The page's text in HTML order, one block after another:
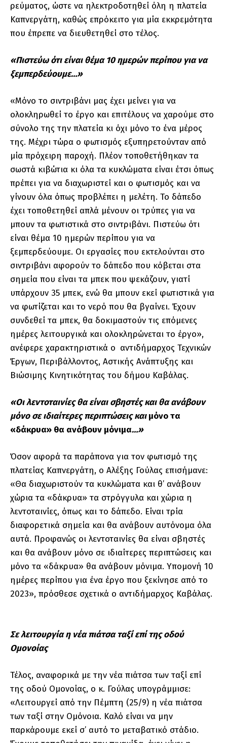
ρεύματος, ώστε να ηλεκτροδοτηθεί όλη η πλατεία
Καπνεργάτη, καθώς επρόκειτο για μία εκκρεμότητα
που έπρεπε να διευθετηθεί στο τέλος.
«Πιστεύω ότι είναι θέμα 10 ημερών περίπου για να
ξεμπερδεύουμε…»
«Μόνο το σιντριβάνι μας έχει μείνει για να
ολοκληρωθεί το έργο και επιτέλους να χαρούμε στο
σύνολο της την πλατεία κι όχι μόνο το ένα μέρος
της. Μέχρι τώρα ο φωτισμός εξυπηρετούνταν από
μία πρόχειρη παροχή. Πλέον τοποθετήθηκαν τα
σωστά κιβώτια κι όλα τα κυκλώματα είναι έτσι όπως
πρέπει για να διαχωριστεί και ο φωτισμός και να
γίνουν όλα όπως προβλέπει η μελέτη. Το δάπεδο
έχει τοποθετηθεί απλά μένουν οι τρύπες για να
μπουν τα φωτιστικά στο σιντριβάνι. Πιστεύω ότι
είναι θέμα 10 ημερών περίπου για να
ξεμπερδεύουμε. Οι εργασίες που εκτελούνται στο
σιντριβάνι αφορούν το δάπεδο που κόβεται στα
σημεία που είναι τα μπεκ που ψεκάζουν, γιατί
υπάρχουν 35 μπεκ, ενώ θα μπουν εκεί φωτιστικά για
να φωτίζεται και το νερό που θα βγαίνει. Έχουν
συνδεθεί τα μπεκ, θα δοκιμαστούν τις επόμενες
ημέρες λειτουργικά και ολοκληρώνεται το έργο»,
ανέφερε χαρακτηριστικά ο αντιδήμαρχος Τεχνικών
Έργων, Περιβάλλοντος, Αστικής Ανάπτυξης και
Βιώσιμης Κινητικότητας του δήμου Καβάλας.
«Οι λεντοταινίες θα είναι σβηστές και θα ανάβουν
μόνο σε ιδιαίτερες περιπτώσεις καιμόνο τα
«δάκρυα» θα ανάβουν μόνιμα…»
Όσον αφορά τα παράπονα για τον φωτισμό της
πλατείας Καπνεργάτη, ο Αλέξης Γούλας επισήμανε:
«Θα διαχωριστούν τα κυκλώματα και θ’ ανάβουν
χώρια τα «δάκρυα» τα στρόγγυλα και χώρια η
λεντοταινίες, όπως και το δάπεδο. Είναι τρία
διαφορετικά σημεία και θα ανάβουν αυτόνομα όλα
αυτά. Προφανώς οι λεντοταινίες θα είναι σβηστές
και θα ανάβουν μόνο σε ιδιαίτερες περιπτώσεις και
μόνο τα «δάκρυα» θα ανάβουν μόνιμα. Υπομονή 10
ημέρες περίπου για ένα έργο που ξεκίνησε από το
2023», πρόσθεσε σχετικά ο αντιδήμαρχος Καβάλας.
Σε λειτουργία η νέα πιάτσα ταξί επί της οδού
Ομονοίας
Τέλος, αναφορικά με την νέα πιάτσα των ταξί επί
της οδού Ομονοίας, ο κ. Γούλας υπογράμμισε:
«Λειτουργεί από την Πέμπτη (25/9) η νέα πιάτσα
των ταξί στην Ομόνοια. Καλό είναι να μην
παρκάρουμε εκεί σ’ αυτό το μεταβατικό στάδιο.